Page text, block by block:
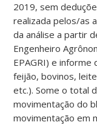
2019, sem
realizada pelos/as
da análise a partir
Engenheiro
EPAGRI) e informe
feijão, bovinos,
etc.). Some o total
movimentação do
movimentação em